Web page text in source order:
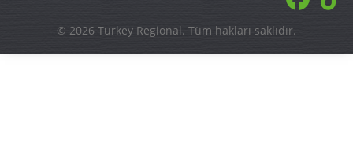
© 2026 Turkey Regional. Tüm hakları saklıdır.